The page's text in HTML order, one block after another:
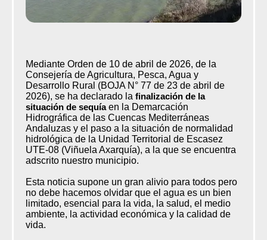
Mediante Orden de 10 de abril de 2026, de la
Consejería de Agricultura, Pesca, Agua y
Desarrollo Rural (BOJA N° 77 de 23 de abril de
2026), se ha declarado la finalización de la
situación de sequíaen la Demarcación
Hidrográfica de las Cuencas Mediterráneas
Andaluzas y el paso a la situación de normalidad
hidrológica de la Unidad Territorial de Escasez
UTE-08 (Viñuela Axarquía), a la que se encuentra
adscrito nuestro municipio.
Esta noticia supone un gran alivio para todos pero
no debe hacemos olvidar que el agua es un bien
limitado, esencial para la vida, la salud, el medio
ambiente, la actividad económica y la calidad de
vida.